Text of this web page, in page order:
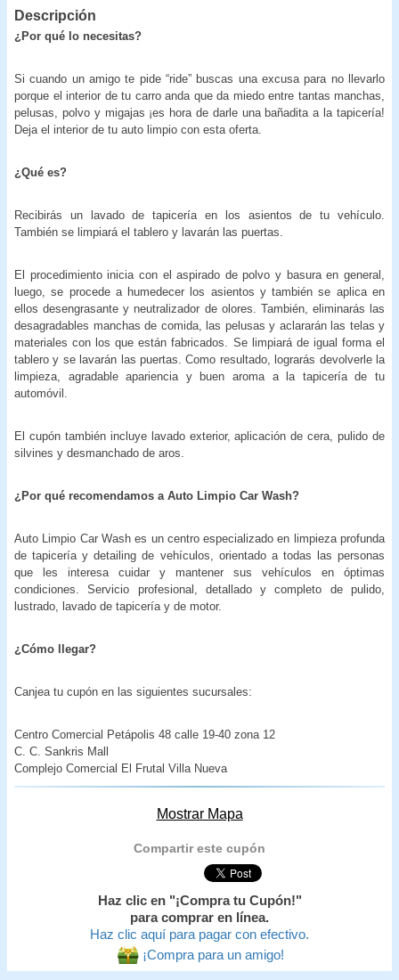
Descripción
¿Por qué lo necesitas?
Si cuando un amigo te pide “ride” buscas una excusa para no llevarlo
porque el interior de tu carro anda que da miedo entre tantas manchas,
pelusas, polvo y migajas ¡es hora de darle una bañadita a la tapicería!
Deja el interior de tu auto limpio con esta oferta.
¿Qué es?
Recibirás un lavado de tapicería en los asientos de tu vehículo.
También se limpiará el tablero y lavarán las puertas.
El procedimiento inicia con el aspirado de polvo y basura en general,
luego, se procede a humedecer los asientos y también se aplica en
ellos desengrasante y neutralizador de olores. También, eliminarás las
desagradables manchas de comida, las pelusas y aclararán las telas y
materiales con los que están fabricados. Se limpiará de igual forma el
tablero y se lavarán las puertas. Como resultado, lograrás devolverle la
limpieza, agradable apariencia y buen aroma a la tapicería de tu
automóvil.
El cupón también incluye lavado exterior, aplicación de cera, pulido de
silvines y desmanchado de aros.
¿Por qué recomendamos a Auto Limpio Car Wash?
Auto Limpio Car Wash es un centro especializado en limpieza profunda
de tapicería y detailing de vehículos, orientado a todas las personas
que les interesa cuidar y mantener sus vehículos en óptimas
condiciones. Servicio profesional, detallado y completo de pulido,
lustrado, lavado de tapicería y de motor.
¿Cómo llegar?
Canjea tu cupón en las siguientes sucursales:
Centro Comercial Petápolis 48 calle 19-40 zona 12
C. C. Sankris Mall
Complejo Comercial El Frutal Villa Nueva
Mostrar Mapa
Compartir este cupón
Haz clic en "¡Compra tu Cupón!"
para comprar en línea.
Haz clic aquí para pagar con efectivo.
¡Compra para un amigo!